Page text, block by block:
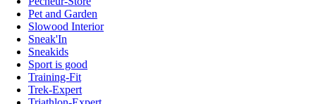
Pet and Garden
Slowood Interior
Sneak'In
Sneakids
Sport is good
Training-Fit
Trek-Expert